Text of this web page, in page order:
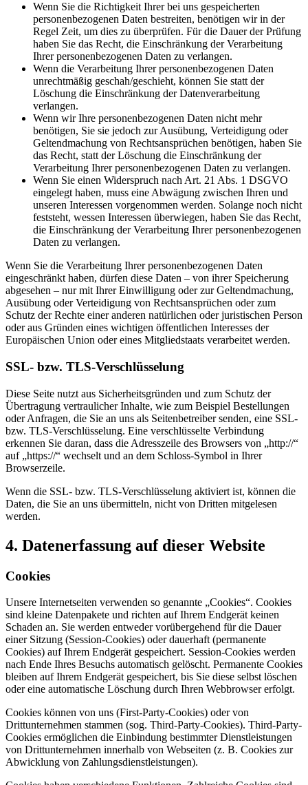
Wenn Sie die Richtigkeit Ihrer bei uns gespeicherten
personenbezogenen Daten bestreiten, benötigen wir in der
Regel Zeit, um dies zu überprüfen. Für die Dauer der Prüfung
haben Sie das Recht, die Einschränkung der Verarbeitung
Ihrer personenbezogenen Daten zu verlangen.
Wenn die Verarbeitung Ihrer personenbezogenen Daten
unrechtmäßig geschah/geschieht, können Sie statt der
Löschung die Einschränkung der Datenverarbeitung
verlangen.
Wenn wir Ihre personenbezogenen Daten nicht mehr
benötigen, Sie sie jedoch zur Ausübung, Verteidigung oder
Geltendmachung von Rechtsansprüchen benötigen, haben Sie
das Recht, statt der Löschung die Einschränkung der
Verarbeitung Ihrer personenbezogenen Daten zu verlangen.
Wenn Sie einen Widerspruch nach Art. 21 Abs. 1 DSGVO
eingelegt haben, muss eine Abwägung zwischen Ihren und
unseren Interessen vorgenommen werden. Solange noch nicht
feststeht, wessen Interessen überwiegen, haben Sie das Recht,
die Einschränkung der Verarbeitung Ihrer personenbezogenen
Daten zu verlangen.
Wenn Sie die Verarbeitung Ihrer personenbezogenen Daten
eingeschränkt haben, dürfen diese Daten – von ihrer Speicherung
abgesehen – nur mit Ihrer Einwilligung oder zur Geltendmachung,
Ausübung oder Verteidigung von Rechtsansprüchen oder zum
Schutz der Rechte einer anderen natürlichen oder juristischen Person
oder aus Gründen eines wichtigen öffentlichen Interesses der
Europäischen Union oder eines Mitgliedstaats verarbeitet werden.
SSL- bzw. TLS-Verschlüsselung
Diese Seite nutzt aus Sicherheitsgründen und zum Schutz der
Übertragung vertraulicher Inhalte, wie zum Beispiel Bestellungen
oder Anfragen, die Sie an uns als Seitenbetreiber senden, eine SSL-
bzw. TLS-Verschlüsselung. Eine verschlüsselte Verbindung
erkennen Sie daran, dass die Adresszeile des Browsers von „http://“
auf „https://“ wechselt und an dem Schloss-Symbol in Ihrer
Browserzeile.
Wenn die SSL- bzw. TLS-Verschlüsselung aktiviert ist, können die
Daten, die Sie an uns übermitteln, nicht von Dritten mitgelesen
werden.
4. Datenerfassung auf dieser Website
Cookies
Unsere Internetseiten verwenden so genannte „Cookies“. Cookies
sind kleine Datenpakete und richten auf Ihrem Endgerät keinen
Schaden an. Sie werden entweder vorübergehend für die Dauer
einer Sitzung (Session-Cookies) oder dauerhaft (permanente
Cookies) auf Ihrem Endgerät gespeichert. Session-Cookies werden
nach Ende Ihres Besuchs automatisch gelöscht. Permanente Cookies
bleiben auf Ihrem Endgerät gespeichert, bis Sie diese selbst löschen
oder eine automatische Löschung durch Ihren Webbrowser erfolgt.
Cookies können von uns (First-Party-Cookies) oder von
Drittunternehmen stammen (sog. Third-Party-Cookies). Third-Party-
Cookies ermöglichen die Einbindung bestimmter Dienstleistungen
von Drittunternehmen innerhalb von Webseiten (z. B. Cookies zur
Abwicklung von Zahlungsdienstleistungen).